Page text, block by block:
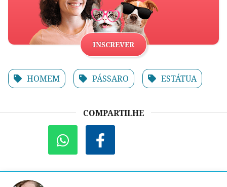
INSCREVER
HOMEM PÁSSARO ESTÁTUA
COMPARTILHE